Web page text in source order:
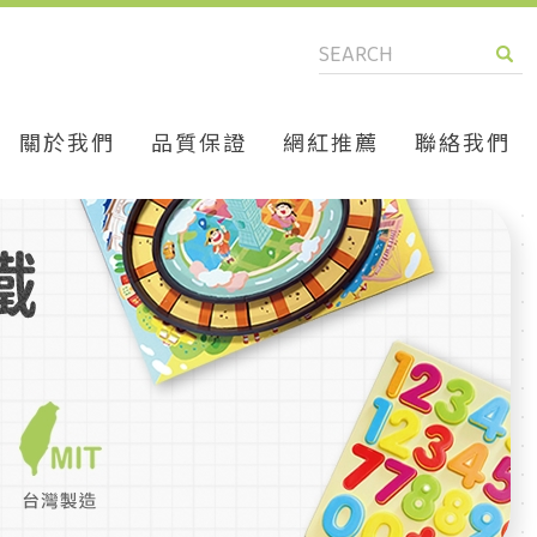
關於我們 品質保證 網紅推薦 聯絡我們